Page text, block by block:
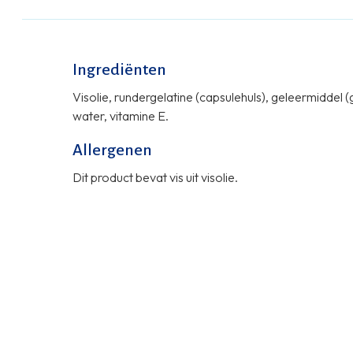
Ingrediënten
Visolie, rundergelatine (capsulehuls), geleermiddel
water, vitamine E.
Allergenen
Dit product bevat vis uit visolie.